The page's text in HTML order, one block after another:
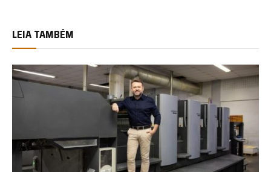
LEIA TAMBÉM